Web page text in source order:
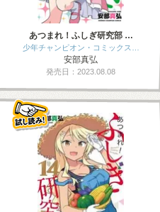
あつまれ！ふしぎ研究部 …
少年チャンピオン・コミックス…
安部真弘
発売日：2023.08.08